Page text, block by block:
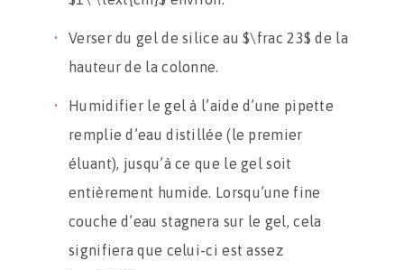
Verser du gel de silice au $\frac 23$ de la
hauteur de la colonne.
Humidifier le gel à l’aide d’une pipette
remplie d’eau distillée (le premier
éluant), jusqu’à ce que le gel soit
entièrement humide. Lorsqu’une fine
couche d’eau stagnera sur le gel, cela
signifiera que celui-ci est assez